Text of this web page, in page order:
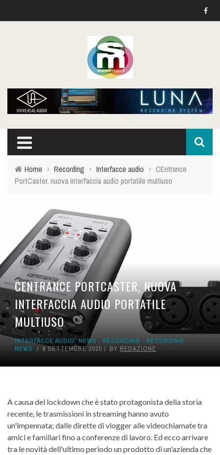
Home › Recording › Interfacce audio › CEntrance
PortCaster, nuova interfaccia audio portatile multiuso
CENTRANCE PORTCASTER, NUOVA
INTERFACCIA AUDIO PORTATILE
MULTIUSO
INTERFACCE AUDIO, NEWS , RECORDING , RECORDING
NEWS
8 SETTEMBRE 2020 BY REDAZIONE
A causa del lockdown che è stato protagonista della storia
recente, le trasmissioni in streaming hanno avuto
un'impennata; dalle dirette di vlogger alle videochiamate tra
amici e familiari fino a conferenze di lavoro. Ed ecco arrivare
tra le novità dell'ultimo periodo un prodotto di un'azienda che